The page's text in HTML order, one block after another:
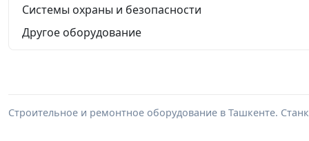
Системы охраны и безопасности
Другое оборудование
Строительное и ремонтное оборудование в Ташкенте.